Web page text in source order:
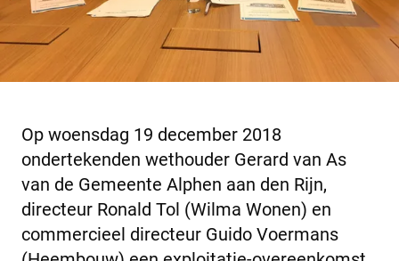
Op woensdag 19 december 2018
ondertekenden wethouder Gerard van As
van de Gemeente Alphen aan den Rijn,
directeur Ronald Tol (Wilma Wonen) en
commercieel directeur Guido Voermans